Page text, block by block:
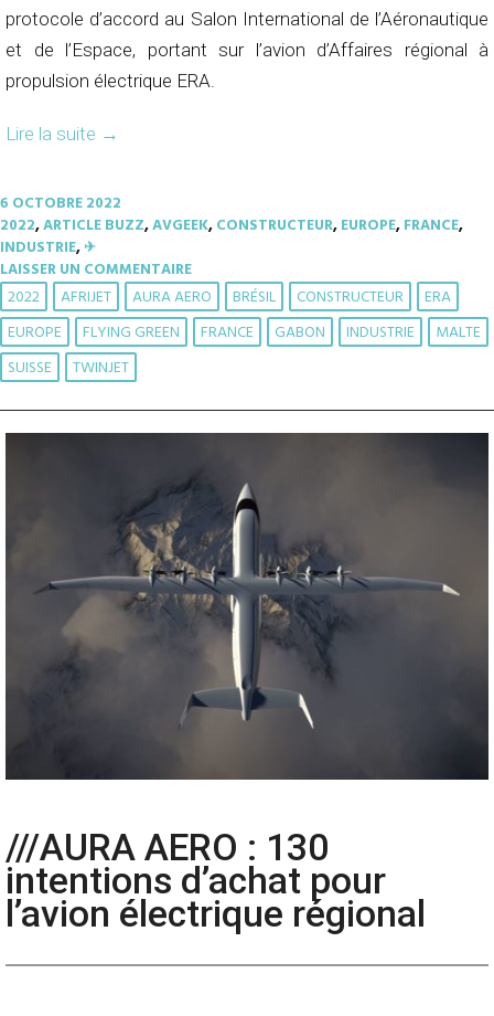
protocole d’accord au Salon International de l’Aéronautique
et de l’Espace, portant sur l’avion d’Affaires régional à
propulsion électrique ERA.
Lire la suite →
6 OCTOBRE 2022
2022,ARTICLE BUZZ,AVGEEK,CONSTRUCTEUR,EUROPE,FRANCE,
INDUSTRIE,✈︎
LAISSER UN COMMENTAIRE
2022 AFRIJET AURA AERO BRÉSIL CONSTRUCTEUR
ERA
EUROPE
FLYING GREEN FRANCE GABON INDUSTRIE
MALTE
SUISSE
TWINJET
///AURA AERO : 130
intentions d’achat pour
l’avion électrique régional